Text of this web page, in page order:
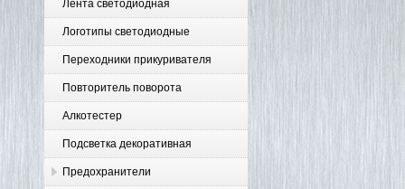
Лента светодиодная
Логотипы светодиодные
Переходники прикуривателя
Повторитель поворота
Алкотестер
Подсветка декоративная
Предохранители